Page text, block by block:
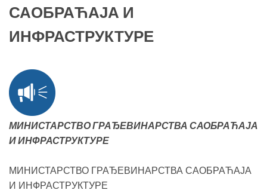
САОБРАЋАЈА И
ИНФРАСТРУКТУРЕ
МИНИСТАРСТВО ГРАЂЕВИНАРСТВА САОБРАЋАЈА
И ИНФРАСТРУКТУРЕ
МИНИСТАРСТВО ГРАЂЕВИНАРСТВА САОБРАЋАЈА
И ИНФРАСТРУКТУРЕ